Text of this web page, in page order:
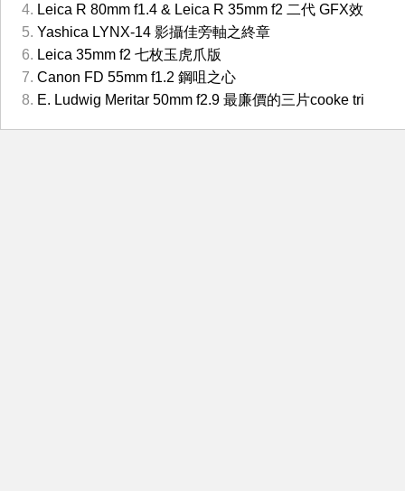
Leica R 80mm f1.4 & Leica R 35mm f2 二代 GFX效
Yashica LYNX-14 影攝佳旁軸之終章
Leica 35mm f2 七枚玉虎爪版
Canon FD 55mm f1.2 鋼咀之心
E. Ludwig Meritar 50mm f2.9 最廉價的三片cooke tri